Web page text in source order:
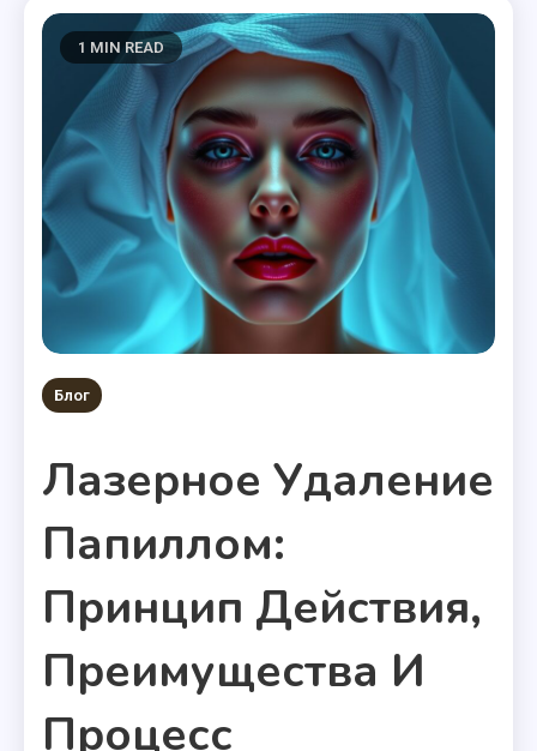
1 MIN READ
Блог
Лазерное Удаление
Папиллом:
Принцип Действия,
Преимущества И
Процесс